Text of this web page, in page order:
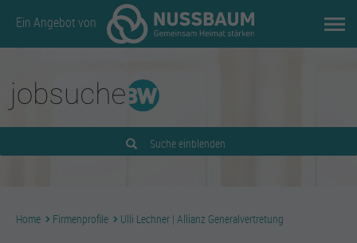
Ein Angebot von
Suche einblenden
Home Firmenprofile Ulli Lechner | Allianz Generalvertretung